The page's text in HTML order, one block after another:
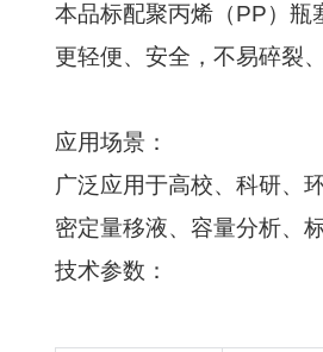
本品标配聚丙烯（PP）瓶
更轻便、安全，不易碎裂
应用场景：
广泛应用于高校、科研、
密定量移液、容量分析、
技术参数：